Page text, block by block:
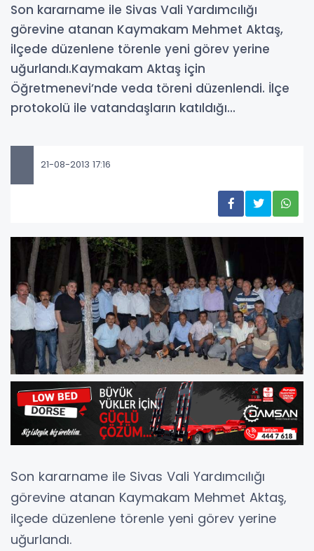
Son kararname ile Sivas Vali Yardımcılığı
görevine atanan Kaymakam Mehmet Aktaş,
ilçede düzenlene törenle yeni görev yerine
uğurlandı.Kaymakam Aktaş için
Öğretmenevi’nde veda töreni düzenlendi. İlçe
protokolü ile vatandaşların katıldığı...
21-08-2013 17:16
Son kararname ile Sivas Vali Yardımcılığı
görevine atanan Kaymakam Mehmet Aktaş,
ilçede düzenlene törenle yeni görev yerine
uğurlandı.